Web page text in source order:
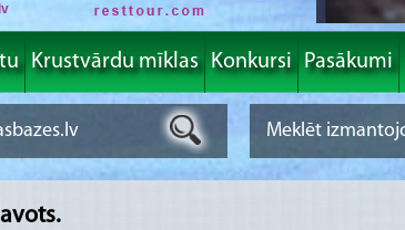
Krustvārdu mīklas Konkursi Pasākumi